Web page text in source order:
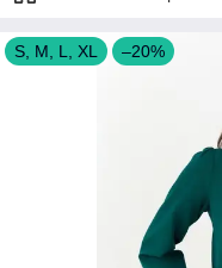
S, M, L, XL –20%